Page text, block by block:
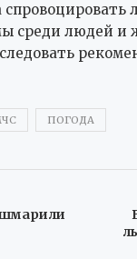
среди людей
ПОГОДА